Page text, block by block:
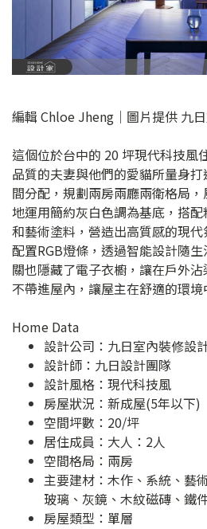
編輯 Chloe Jheng｜圖片提供 九
這個位於台中的 20 坪現代科技風
品質的夫妻與他們的愛貓所量身
間分配，規劃兩房兩廳兩衛格局
地運用簡約灰白色調為基底，搭
和藝術塗料，營造出高質感的現
配置RGB燈條，透過智能設計隨
關也隱藏了電子衣櫥，讓在戶外
不帶進屋內，讓屋主在舒適的環
Home Data
設計公司： 九日室內裝修設
設計師：九日設計團隊
設計風格：現代科技風
房屋狀況：新成屋(5年以下)
空間坪數：20/坪
居住成員：大人：2人
空間格局：兩房
主要建材：木作、系統、藝
玻璃、灰鏡、木紋磁磚、鐵
房屋類型：單層